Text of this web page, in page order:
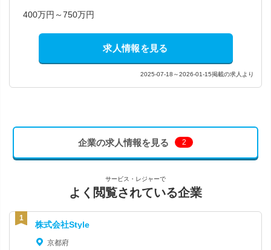
400万円～750万円
求人情報を見る
2025-07-18～2026-01-15掲載の求人より
企業の求人情報を見る 2
サービス・レジャーで
よく閲覧されている企業
株式会社Style
京都府